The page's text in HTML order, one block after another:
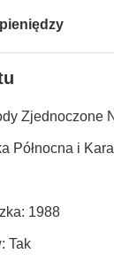
Zjednoczone
Północna i
1988
Tak